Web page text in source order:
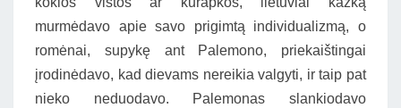
murmėdavo apie savo prigimtą individualizmą, o
romėnai, supykę ant Palemono, priekaištingai
įrodinėdavo, kad dievams nereikia valgyti, ir taip pat
nieko neduodavo. Palemonas slankiodavo